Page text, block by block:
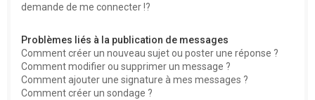
demande de me connecter !?
Problèmes liés à la publication de messages
Comment créer un nouveau sujet ou poster une réponse ?
Comment modifier ou supprimer un message ?
Comment ajouter une signature à mes messages ?
Comment créer un sondage ?